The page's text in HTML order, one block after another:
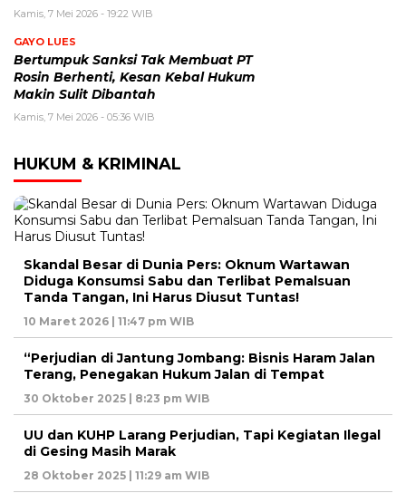
Kamis, 7 Mei 2026 - 19:22 WIB
GAYO LUES
Bertumpuk Sanksi Tak Membuat PT
Rosin Berhenti, Kesan Kebal Hukum
Makin Sulit Dibantah
Kamis, 7 Mei 2026 - 05:36 WIB
HUKUM & KRIMINAL
Skandal Besar di Dunia Pers: Oknum Wartawan
Diduga Konsumsi Sabu dan Terlibat Pemalsuan
Tanda Tangan, Ini Harus Diusut Tuntas!
10 Maret 2026 | 11:47 pm WIB
“Perjudian di Jantung Jombang: Bisnis Haram Jalan
Terang, Penegakan Hukum Jalan di Tempat
30 Oktober 2025 | 8:23 pm WIB
UU dan KUHP Larang Perjudian, Tapi Kegiatan Ilegal
di Gesing Masih Marak
28 Oktober 2025 | 11:29 am WIB